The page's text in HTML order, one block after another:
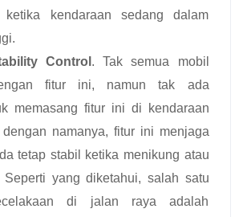
kendaraan sedang dalam
Control . Tak semua mobil
fitur ini, namun tak ada
memasang fitur ini di kendaraan
namanya, fitur ini menjaga
tetap stabil ketika menikung atau
Seperti yang diketahui, salah satu
di jalan raya adalah